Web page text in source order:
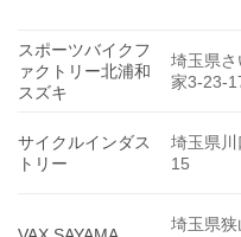
スポーツバイクフ
ァクトリー北浦和
スズキ
埼玉県
家3-23-
サイクルインダス
トリー
埼玉県
15
埼玉県